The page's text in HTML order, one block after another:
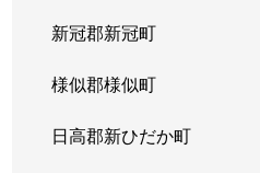
新冠郡新冠町
様似郡様似町
日高郡新ひだか町